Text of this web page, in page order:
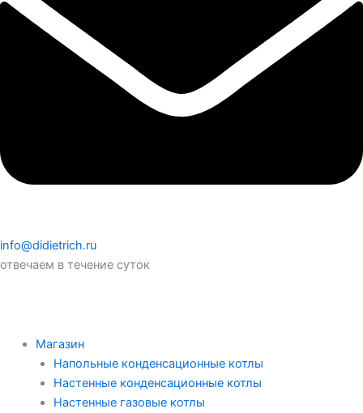
info@didietrich.ru
отвечаем в течение суток
Магазин
Напольные конденсационные котлы
Настенные конденсационные котлы
Настенные газовые котлы